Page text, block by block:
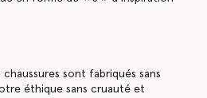
chaussures sont fabriqués sans
éthique sans cruauté et